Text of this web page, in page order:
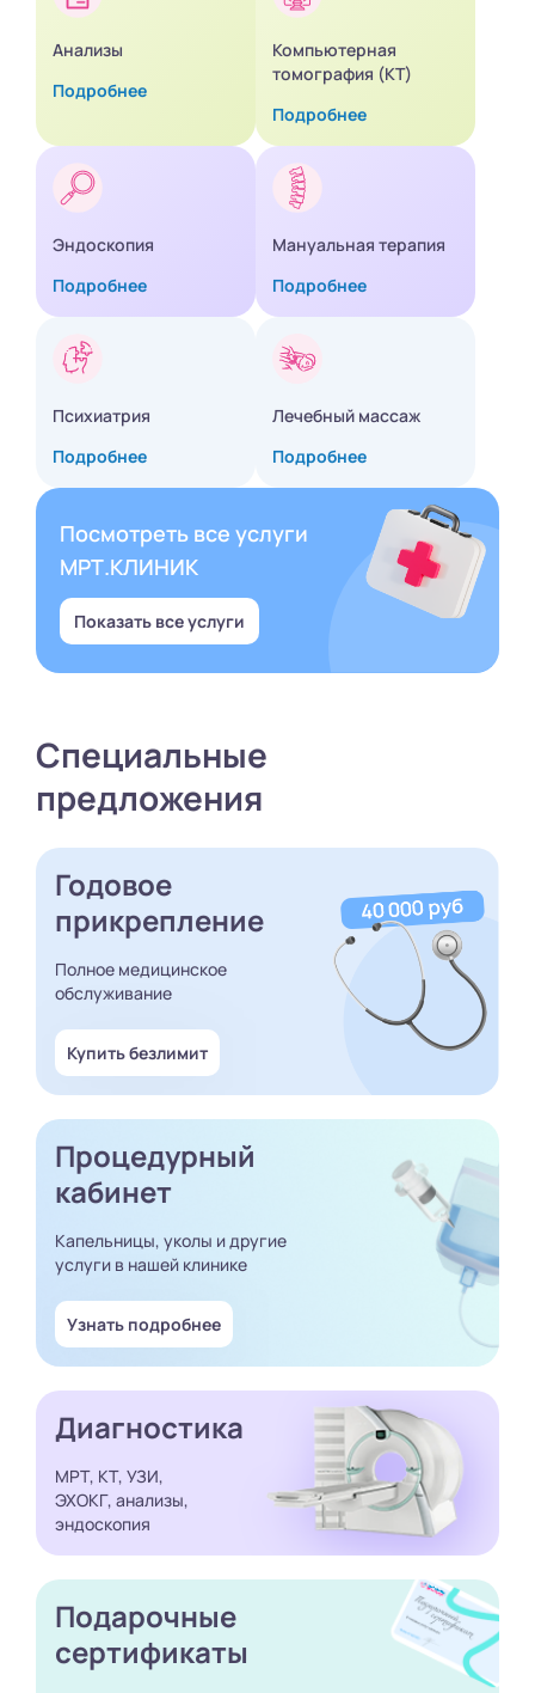
Анализы
Подробнее
Компьютерная
томография (КТ)
Подробнее
Эндоскопия
Подробнее
Мануальная терапия
Подробнее
Психиатрия
Подробнее
Лечебный массаж
Подробнее
Посмотреть все услуги
МРТ.КЛИНИК
Показать все услуги
Специальные
предложения
Годовое
прикрепление
Полное медицинское
обслуживание
Купить безлимит
Процедурный
кабинет
Капельницы, уколы и другие
услуги в нашей клинике
Узнать подробнее
Диагностика
МРТ, КТ, УЗИ,
ЭХОКГ, анализы,
эндоскопия
Подарочные
сертификаты